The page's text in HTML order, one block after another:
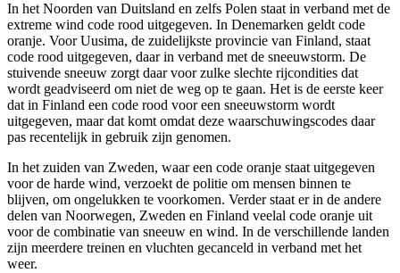
In het Noorden van Duitsland en zelfs Polen staat in verband met de
extreme wind code rood uitgegeven. In Denemarken geldt code
oranje. Voor Uusima, de zuidelijkste provincie van Finland, staat
code rood uitgegeven, daar in verband met de sneeuwstorm. De
stuivende sneeuw zorgt daar voor zulke slechte rijcondities dat
wordt geadviseerd om niet de weg op te gaan. Het is de eerste keer
dat in Finland een code rood voor een sneeuwstorm wordt
uitgegeven, maar dat komt omdat deze waarschuwingscodes daar
pas recentelijk in gebruik zijn genomen.
In het zuiden van Zweden, waar een code oranje staat uitgegeven
voor de harde wind, verzoekt de politie om mensen binnen te
blijven, om ongelukken te voorkomen. Verder staat er in de andere
delen van Noorwegen, Zweden en Finland veelal code oranje uit
voor de combinatie van sneeuw en wind. In de verschillende landen
zijn meerdere treinen en vluchten gecanceld in verband met het
weer.